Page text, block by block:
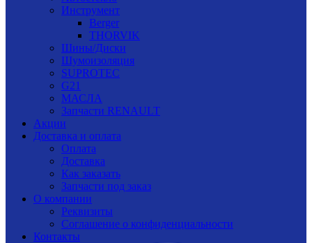
Инструмент
Berger
THORVIK
Шины/Диски
Шумоизоляция
SUPROTEC
G21
МАСЛА
Запчасти RENAULT
Акции
Доставка и оплата
Оплата
Доставка
Как заказать
Запчасти под заказ
О компании
Реквизиты
Соглашение о конфиденциальности
Контакты